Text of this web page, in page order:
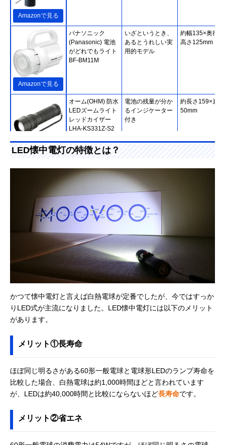
Amazonで見る
Amazonで見る
‎パナソニック
(Panasonic) 電池
がどれでもライト
BF-BM11M
いざというとき、
あるとうれしい実
用的モデル
約幅135×奥行
高さ125mm
Amazonで見る
オーム(OHM) 防水
LEDズームライト
レッドカイザー
LHA-KS331Z-S2
電池の残量が分か
るインジケーター
付き
約長さ159×直径
50mm
Amazonで見る
GENTOS(ジェン
トス) MAGNUMシ
くいデザイン
Amazonで見る
‎東芝(TOSHIBA) ラ
灯 KFL-304L
モダンデザインが
Amazonで見る
エルパ(ELPA)
Fitcolor LEDアル
ミライト DOP-
EP301
乾電池1本で最大
約10時間連続点灯
Amazonで見る
ヤザワ ミニLEDア
ルミフラッシュラ
軽くて衝撃に強い
アルミボディ
約幅22×奥行22×
高さ96mm
(IRIS OHYAMA)
LWK-16P
Amazonで見る
Philips (フィリッ
プス) ledライト
衝撃に強いアルミ
ニウム合金製
約幅60×奥行44×
高さ213mm
Amazonで見る
三菱電機
(MITSUBISHI
電灯 CL-9301
LED懐中電灯の特徴とは？
かつて懐中電灯と言えば白熱電球が定番でしたが、今ではすっか
りLED式が主流になりました。LED懐中電灯には以下のメリット
があります。
メリット①長寿命
ほぼ同じ明るさがある60形一般電球と電球形LEDのランプ寿命を
比較した場合、白熱電球は約1,000時間ほどと言われています
が、LEDは約40,000時間と比較にならないほど長寿命です。
メリット②省エネ